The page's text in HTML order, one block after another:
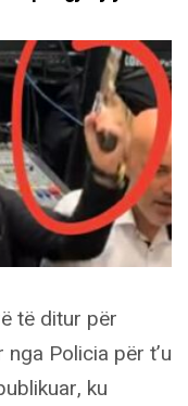
të ditur për
Policia për t’u
ku